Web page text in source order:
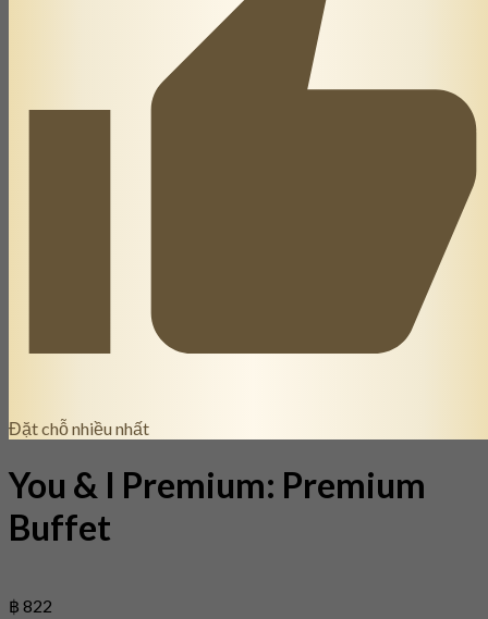
Đặt chỗ nhiều nhất
You & I Premium: Premium
Buffet
฿ 822